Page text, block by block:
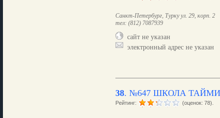
Санкт-Петербург, Турку ул. 29, корп. 2
тел: (812) 7087939
сайт не указан
электронный адрес не указан
38. №647 ШКОЛА ТАЙМИ
Рейтинг: (оценок: 78).